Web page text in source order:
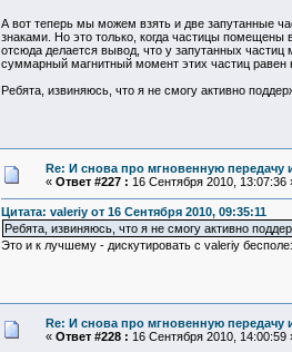
А вот теперь мы можем взять и две запутанные
знаками. Но это только, когда частицы помещены
отсюда делается вывод, что у запутанных частиц
суммарный магнитный момент этих частиц равен
Ребята, извиняюсь, что я не смогу активно
Re: И снова про мгновенную
« Ответ #227 : 16 Сентября 2010, 13:07:36
Цитата: valeriy от 16 Сентября 2010, 09:35:11
Ребята, извиняюсь, что я не смогу активно
Это и к лучшему - дискутировать с valeriy
Re: И снова про мгновенную
« Ответ #228 : 16 Сентября 2010, 14:00:59